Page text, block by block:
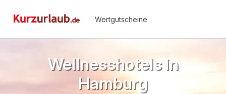
Wertgutscheine
Wellnesshotels in
Hamburg